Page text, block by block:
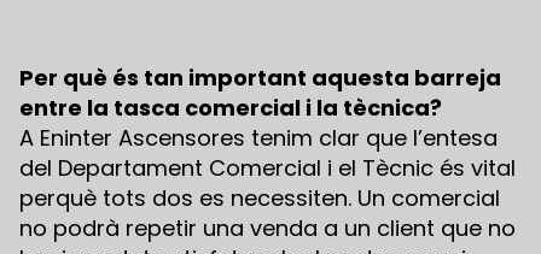
Per què és tan important aquesta barreja
entre la tasca comercial i la tècnica?
A Eninter Ascensores tenim clar que l’entesa
del Departament Comercial i el Tècnic és vital
perquè tots dos es necessiten. Un comercial
no podrà repetir una venda a un client que no